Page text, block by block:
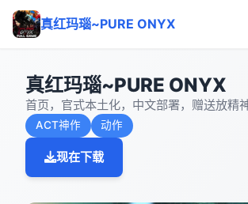
真红玛瑙~PURE ONYX
真红玛瑙~PURE ONYX
首页，官式本土化，中文部署，赠送放精
ACT神作 动作
现在下载